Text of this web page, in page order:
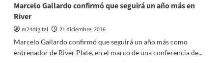
el
superclásico
año
al
Marcelo Gallardo confirmó que seguirá un año más en
River
m24digital
21 diciembre, 2016
Marcelo Gallardo confirmó que seguirá un año más como
entrenador de River Plate, en el marco de una conferencia de...